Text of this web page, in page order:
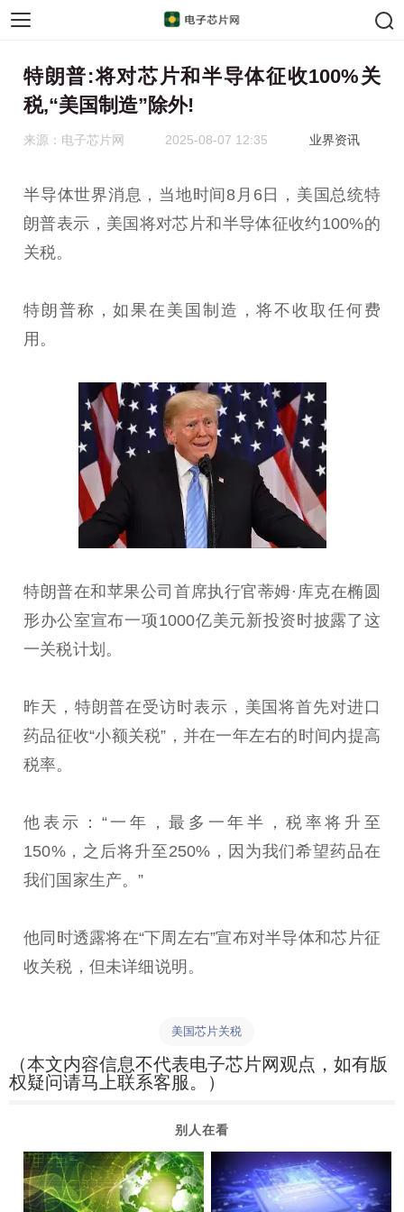
手机芯片 汽车芯片
特朗普:将对芯片和半导体征收100%关
税,“美国制造”除外!
来源：电子芯片网 2025-08-07 12:35 业界资讯
半导体世界消息，当地时间8月6日，美国总统特
朗普表示，美国将对芯片和半导体征收约100%的
关税。
特朗普称，如果在美国制造，将不收取任何费
用。
特朗普在和苹果公司首席执行官蒂姆·库克在椭圆
形办公室宣布一项1000亿美元新投资时披露了这
一关税计划。
昨天，特朗普在受访时表示，美国将首先对进口
药品征收“小额关税”，并在一年左右的时间内提高
税率。
他表示：“一年，最多一年半，税率将升至
150%，之后将升至250%，因为我们希望药品在
我们国家生产。”
他同时透露将在“下周左右”宣布对半导体和芯片征
收关税，但未详细说明。
美国芯片关税
（本文内容信息不代表电子芯片网观点，如有版
权疑问请马上联系客服。）
别人在看